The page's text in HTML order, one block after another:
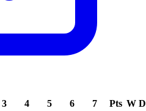
3 4 5 6 7 Pts W D